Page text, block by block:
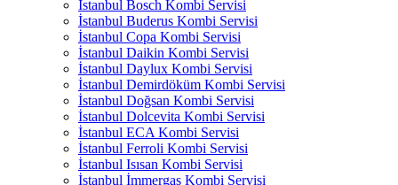
İstanbul Bosch Kombi Servisi
İstanbul Buderus Kombi Servisi
İstanbul Copa Kombi Servisi
İstanbul Daikin Kombi Servisi
İstanbul Daylux Kombi Servisi
İstanbul Demirdöküm Kombi Servisi
İstanbul Doğsan Kombi Servisi
İstanbul Dolcevita Kombi Servisi
İstanbul ECA Kombi Servisi
İstanbul Ferroli Kombi Servisi
İstanbul Isısan Kombi Servisi
İstanbul İmmergas Kombi Servisi